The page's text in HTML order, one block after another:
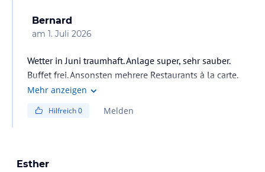
Bernard
am 1. Juli 2026
Wetter in Juni traumhaft. Anlage super, sehr sauber.
Buffet frei. Ansonsten mehrere Restaurants à la carte.
Alles sehr lecker
Mehr anzeigen
Hilfreich0 Melden
Esther